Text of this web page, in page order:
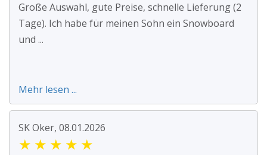
Große Auswahl, gute Preise, schnelle Lieferung (2
Tage). Ich habe für meinen Sohn ein Snowboard
und ...
Mehr lesen ...
SK Oker, 08.01.2026
★ ★ ★ ★ ★